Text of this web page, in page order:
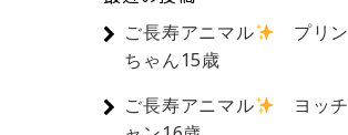
ご長寿アニマル
プリン
ちゃん15歳
ご長寿アニマル
ヨッチ